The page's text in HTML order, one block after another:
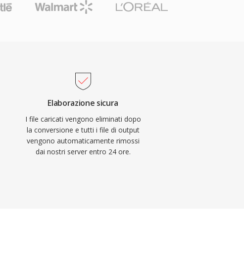
Elaborazione sicura
I file caricati vengono eliminati dopo
la conversione e tutti i file di output
vengono automaticamente rimossi
dai nostri server entro 24 ore.